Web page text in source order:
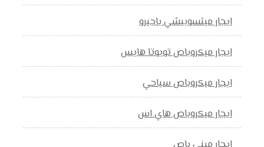
ايجار ميتسوبيشي باجيرو
ايجار ميكروباص تويوتا هايس
ايجار ميكروباص سياحي
ايجار ميكروباص هاي اس